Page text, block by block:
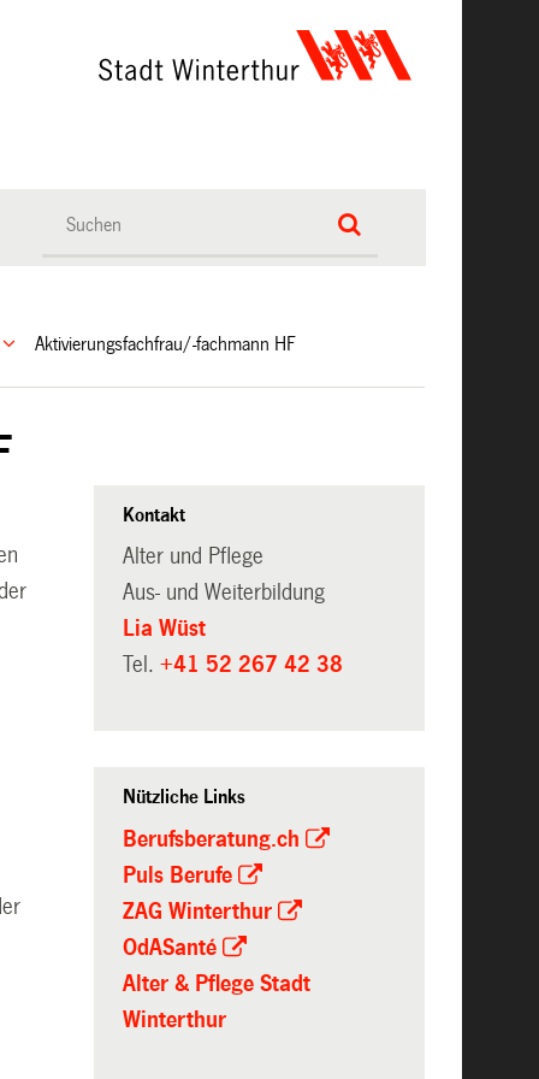
Aktivierungsfachfrau/-fachmann HF
Kontakt
Alter und Pflege
Aus- und Weiterbildung
Lia Wüst
Tel. +41 52 267 42 38
Nützliche Links
Berufsberatung.ch
Puls Berufe
ZAG Winterthur
OdASanté
Alter & Pflege Stadt
Winterthur